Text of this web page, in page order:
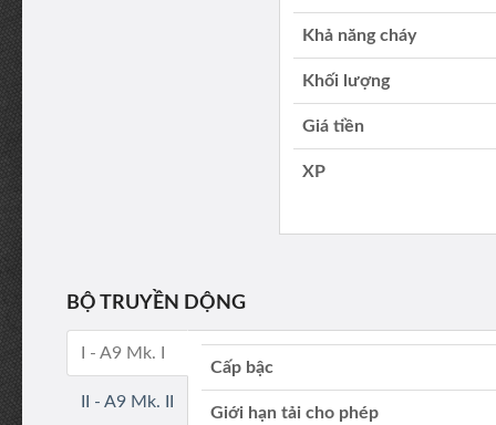
Khả năng cháy
Khối lượng
Giá tiền
XP
BỘ TRUYỀN DỘNG
I - A9 Mk. I
II - A9 Mk. II
Cấp bậc
Giới hạn tải cho phép